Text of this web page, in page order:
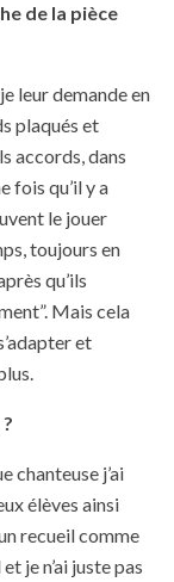
de la pièce
leur demande en
plaqués et
accords, dans
fois qu’il y a
le jouer
toujours en
qu’ils
Mais cela
et
chanteuse j’ai
élèves ainsi
recueil comme
je n’ai juste pas